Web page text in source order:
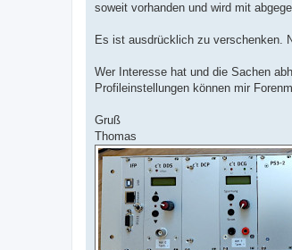
soweit vorhanden und wird mit
Es ist ausdrücklich zu verschenken.
Wer Interesse hat und die Sachen
Profileinstellungen können mir
Gruß
Thomas